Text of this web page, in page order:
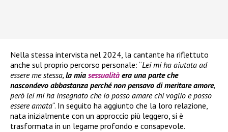
Nella stessa intervista nel 2024, la cantante ha riflettuto
anche sul proprio percorso personale: “Lei mi ha aiutata ad
essere me stessa, la mia sessualità era una parte che
nascondevo abbastanza perché non pensavo di meritare amore,
però lei mi ha insegnato che io posso amare chi voglio e posso
essere amata“. In seguito ha aggiunto che la loro relazione,
nata inizialmente con un approccio più leggero, si è
trasformata in un legame profondo e consapevole.